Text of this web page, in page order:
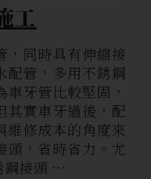
工
，同時具有伸縮接
配管，多用不銹鋼
牙管比較堅固，
其實車牙過後，配
維修成本的角度來
頭，省時省力。尤
鋼接頭 …